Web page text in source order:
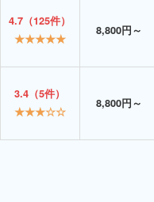
4.7（125件）
★★★★★
8,800円～
3.4（5件）
★★★☆☆
8,800円～